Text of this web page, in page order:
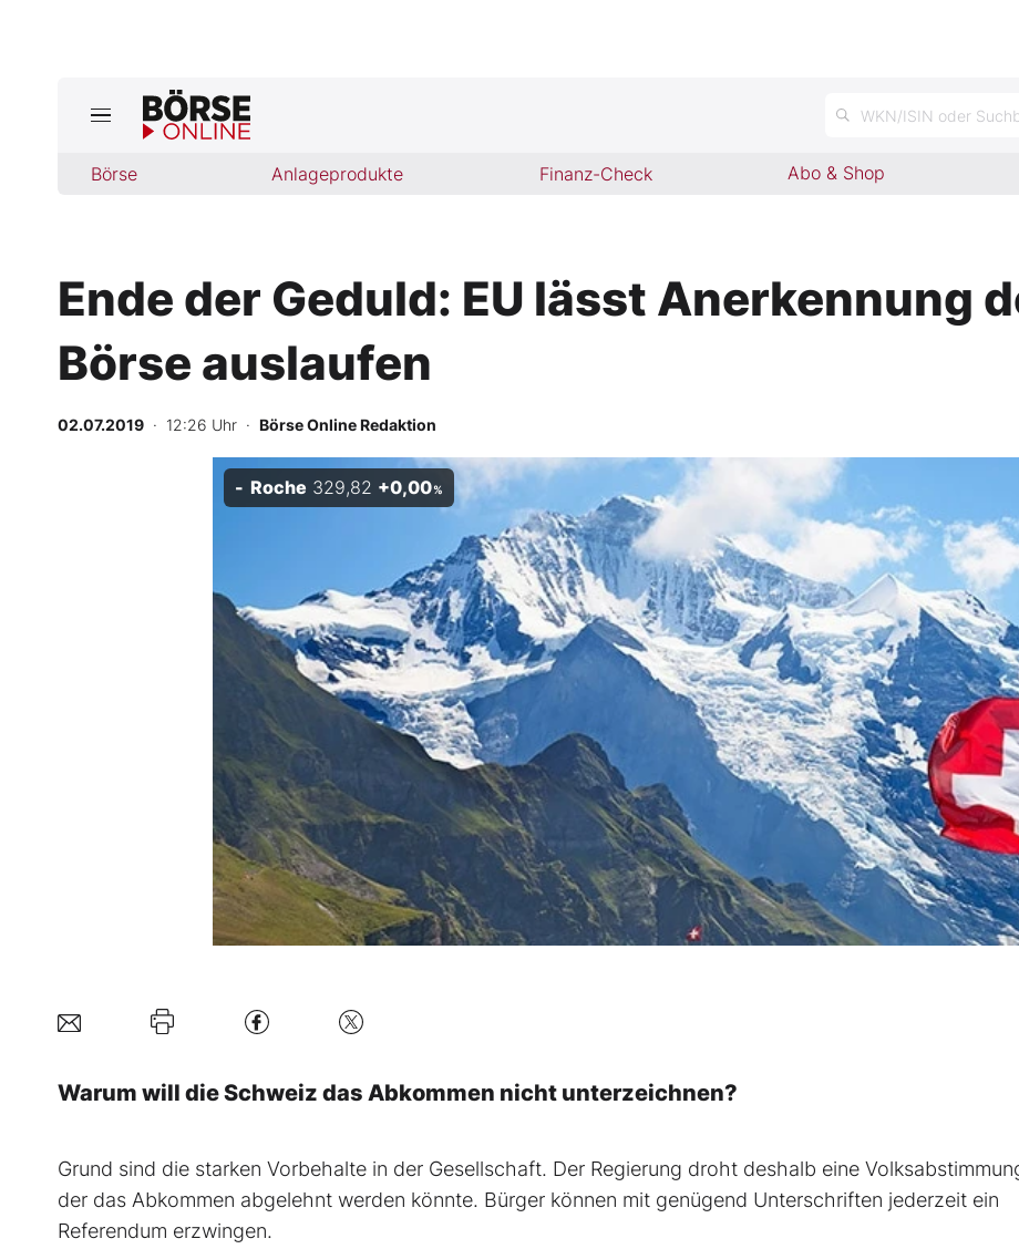
WKN/ISIN oder
Börse Anlageprodukte Finanz-Check Abo & Shop
Börse
Finanz-Check
Abo & Shop
BO-Musterdepots
Experten
Mein Konto
Folgen Sie uns
Ende der Geduld: EU lässt Anerkennung
Börse auslaufen
02.07.2019 · 12:26 Uhr · Börse Online Redaktion
Roche 329,82 +0,00%
Warum will die Schweiz das Abkommen nicht unterzeichnen?
Grund sind die starken Vorbehalte in der Gesellschaft. Der Regierung droht deshalb eine
der das Abkommen abgelehnt werden könnte. Bürger können mit genügend Unterschriften jederzeit ein
Referendum erzwingen.